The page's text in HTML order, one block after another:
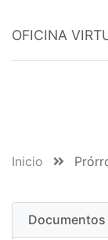
OFICINA
Inicio
Documentos